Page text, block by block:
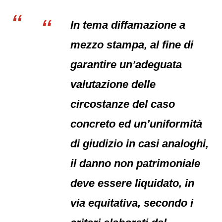
In tema diffamazione a
mezzo stampa, al fine di
garantire un’adeguata
valutazione delle
circostanze del caso
concreto ed un’uniformità
di giudizio in casi analoghi,
il danno non patrimoniale
deve essere liquidato, in
via equitativa, secondo i